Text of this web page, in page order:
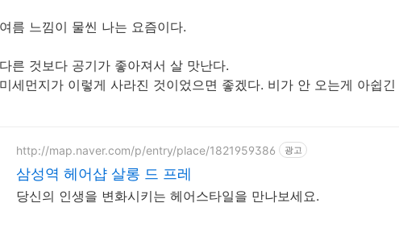
름 느낌이 물씬 나는 요즘이다.
른 것보다 공기가 좋아져서 살 맛난다.
세먼지가 이렇게 사라진 것이었으면 좋겠다. 비가 안 오는게 아쉽긴
http://map.naver.com/p/entry/place/1821959386 광고
삼성역 헤어샵 살롱 드 프레
당신의 인생을 변화시키는 헤어스타일을 만나보세요.